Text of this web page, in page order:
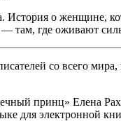
о женщине,
там, где оживают
со всего
принц» Елена
для электронной